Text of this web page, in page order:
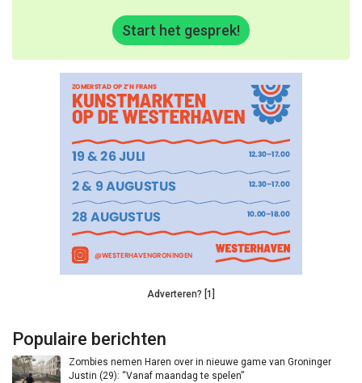
Start het gesprek!
Adverteren? [1]
Populaire berichten
Zombies nemen Haren over in nieuwe game van Groninger
Justin (29): “Vanaf maandag te spelen”